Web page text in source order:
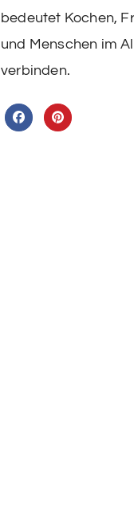
bedeutet Kochen,
und Menschen im
verbinden.